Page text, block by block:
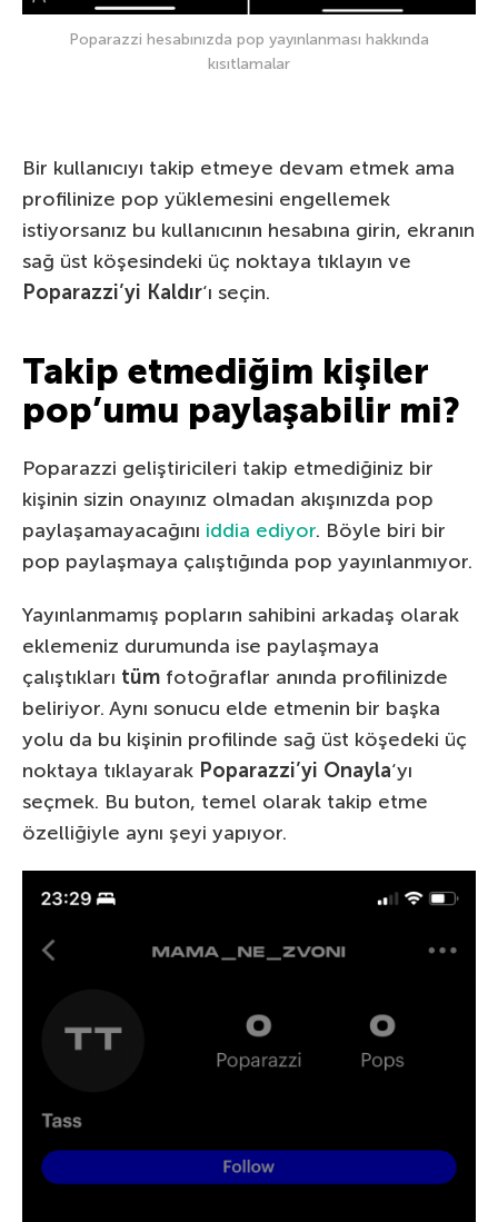
Poparazzi hesabınızda pop yayınlanması hakkında
kısıtlamalar
Bir kullanıcıyı takip etmeye devam etmek ama
profilinize pop yüklemesini engellemek
istiyorsanız bu kullanıcının hesabına girin, ekranın
sağ üst köşesindeki üç noktaya tıklayın ve
Poparazzi’yi Kaldır‘ı seçin.
Takip etmediğim kişiler
pop’umu paylaşabilir mi?
Poparazzi geliştiricileri takip etmediğiniz bir
kişinin sizin onayınız olmadan akışınızda pop
paylaşamayacağını iddia ediyor. Böyle biri bir
pop paylaşmaya çalıştığında pop yayınlanmıyor.
Yayınlanmamış popların sahibini arkadaş olarak
eklemeniz durumunda ise paylaşmaya
çalıştıkları tüm fotoğraflar anında profilinizde
beliriyor. Aynı sonucu elde etmenin bir başka
yolu da bu kişinin profilinde sağ üst köşedeki üç
noktaya tıklayarak Poparazzi’yi Onayla‘yı
seçmek. Bu buton, temel olarak takip etme
özelliğiyle aynı şeyi yapıyor.